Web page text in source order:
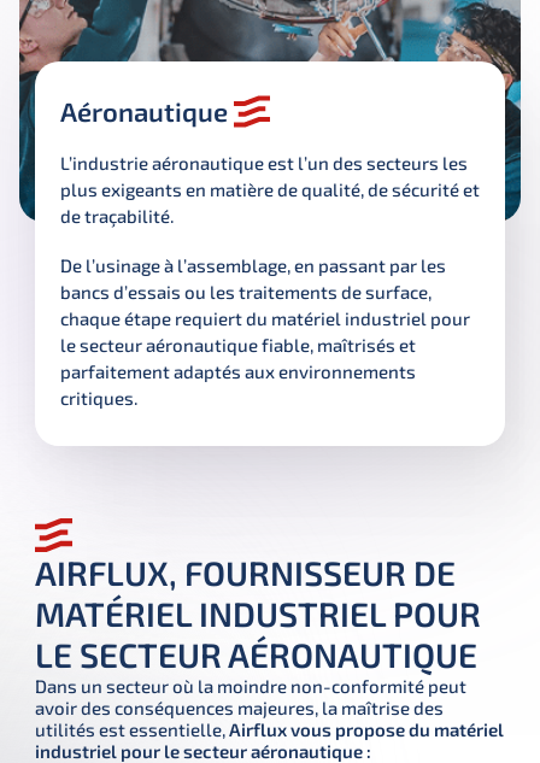
Aéronautique
L’industrie aéronautique est l’un des secteurs les
plus exigeants en matière de qualité, de sécurité et
de traçabilité.
De l’usinage à l’assemblage, en passant par les
bancs d’essais ou les traitements de surface,
chaque étape requiert du matériel industriel pour
le secteur aéronautique fiable, maîtrisés et
parfaitement adaptés aux environnements
critiques.
AIRFLUX, FOURNISSEUR DE
MATÉRIEL INDUSTRIEL POUR
LE SECTEUR AÉRONAUTIQUE
Dans un secteur où la moindre non-conformité peut
avoir des conséquences majeures, la maîtrise des
utilités est essentielle, Airflux vous propose du matériel
industriel pour le secteur aéronautique :